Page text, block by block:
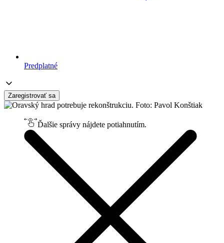
Predplatné
Zaregistrovať sa
Ďalšie správy nájdete potiahnutím.